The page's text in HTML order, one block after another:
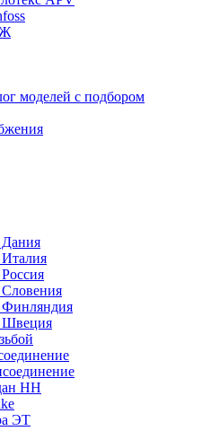
моделей с подбором
Дания
Финляндия
Швеция
НН
ЭТ